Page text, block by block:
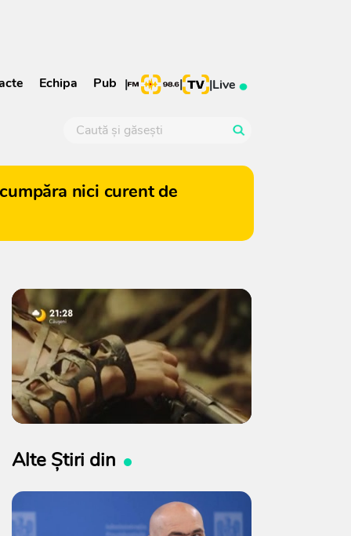
Echipa Pub | | |Live
nici curent de
Alte Știri din